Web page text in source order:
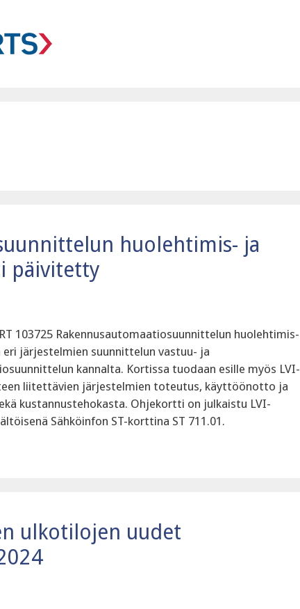
huolehtimis- ja
päivitetty
103725 Rakennusautomaatiosuunnittelun huolehtimis-
järjestelmien suunnittelun vastuu- ja
kannalta. Kortissa tuodaan esille myös LVI-
liitettävien järjestelmien toteutus, käyttöönotto ja
kustannustehokasta. Ohjekortti on julkaistu LVI-
Sähköinfon ST-korttina ST 711.01.
ulkotilojen uudet